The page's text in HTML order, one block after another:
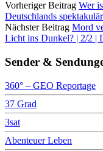
Vorheriger Beitrag Wer
Deutschlands
Nächster Beitrag Mord
Licht ins Dunkel? | 2/2 |
Sender &
360° – GEO Reportage
37 Grad
3sat
Abenteuer Leben